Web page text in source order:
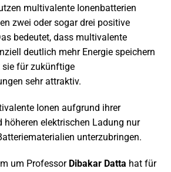
multivalente Ionenbatterien
zwei oder sogar drei positive
bedeutet, dass multivalente
deutlich mehr Energie speichern
sie für zukünftige
sehr attraktiv.
Ionen aufgrund ihrer
höheren elektrischen Ladung nur
unterzubringen.
um Professor Dibakar Datta hat für